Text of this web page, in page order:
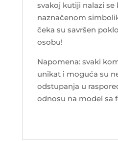
svakoj kutiji nalazi se
naznačenom
čeka su savršen
osobu!
Napomena: svaki
unikat i moguća su
odstupanja u
odnosu na model sa